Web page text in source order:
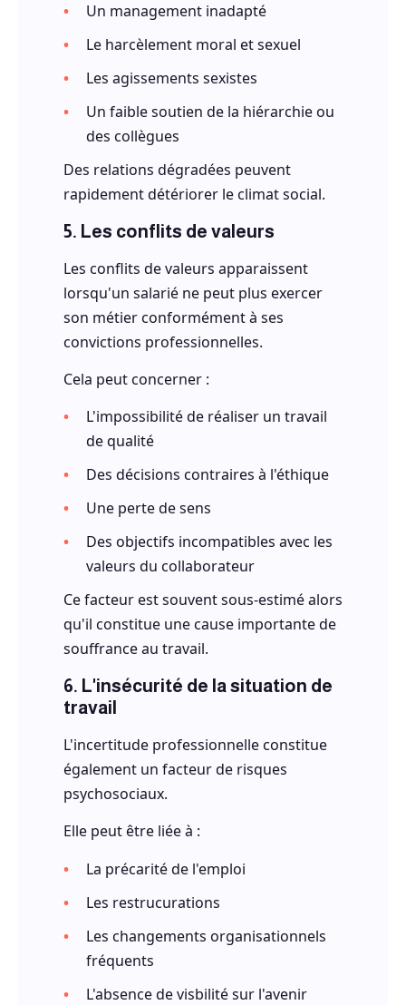
Un management inadapté
Le harcèlement moral et sexuel
Les agissements sexistes
Un faible soutien de la hiérarchie ou
des collègues
Des relations dégradées peuvent
rapidement détériorer le climat social.
5. Les conflits de valeurs
Les conflits de valeurs apparaissent
lorsqu'un salarié ne peut plus exercer
son métier conformément à ses
convictions professionnelles.
Cela peut concerner :
L'impossibilité de réaliser un travail
de qualité
Des décisions contraires à l'éthique
Une perte de sens
Des objectifs incompatibles avec les
valeurs du collaborateur
Ce facteur est souvent sous-estimé alors
qu'il constitue une cause importante de
souffrance au travail.
6. L'insécurité de la situation de
travail
L'incertitude professionnelle constitue
également un facteur de risques
psychosociaux.
Elle peut être liée à :
La précarité de l'emploi
Les restrucurations
Les changements organisationnels
fréquents
L'absence de visbilité sur l'avenir